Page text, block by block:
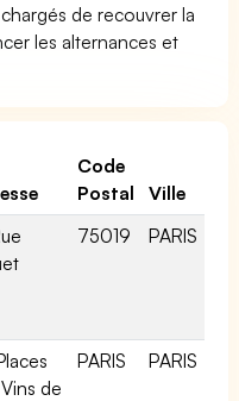
de recouvrer la
les alternances et
Code
Postal
Ville
75019 PARIS
de
PARIS PARIS